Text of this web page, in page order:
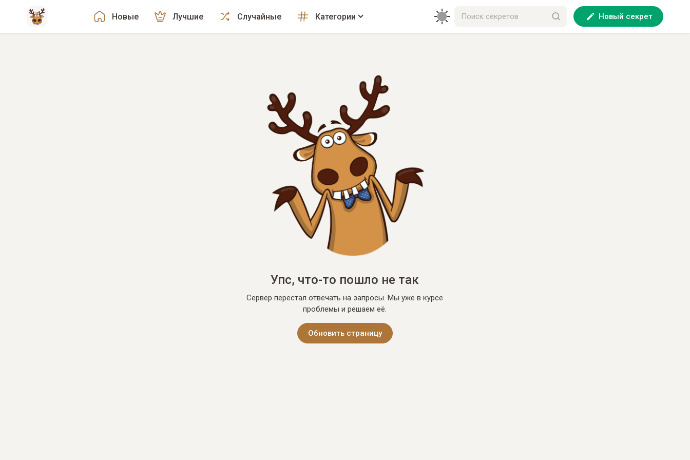
Новые Лучшие Случайные Категории Новый секрет
Упс, что-то пошло не так
Сервер перестал отвечать на запросы. Мы уже в курсе
проблемы и решаем её.
Обновить страницу